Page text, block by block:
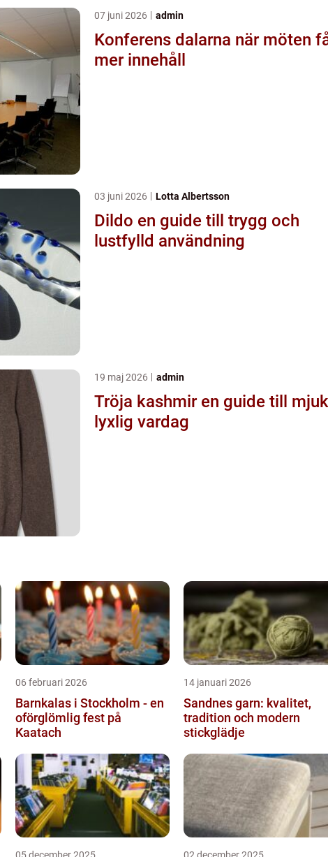
07 juni 2026 admin
Konferens dalarna när möten får
mer innehåll
03 juni 2026 Lotta Albertsson
Dildo en guide till trygg och
lustfylld användning
19 maj 2026 admin
Tröja kashmir en guide till mjuk
lyxlig vardag
06 februari 2026
Barnkalas i Stockholm - en
oförglömlig fest på
Kaatach
14 januari 2026
Sandnes garn: kvalitet,
tradition och modern
stickglädje